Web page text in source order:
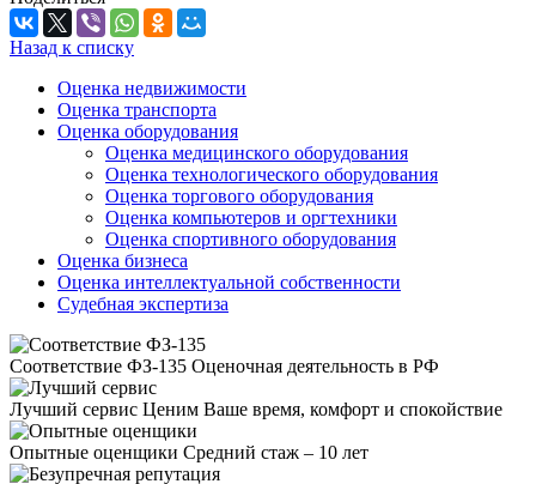
Назад к списку
Оценка недвижимости
Оценка транспорта
Оценка оборудования
Оценка медицинского оборудования
Оценка технологического оборудования
Оценка торгового оборудования
Оценка компьютеров и оргтехники
Оценка спортивного оборудования
Оценка бизнеса
Оценка интеллектуальной собственности
Судебная экспертиза
Соответствие ФЗ-135 Оценочная деятельность в РФ
Лучший сервис Ценим Ваше время, комфорт и спокойствие
Опытные оценщики Средний стаж – 10 лет